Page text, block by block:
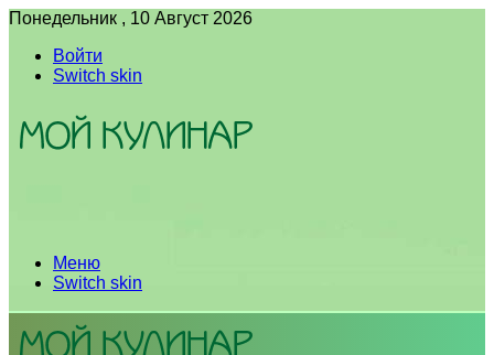
Понедельник , 10 Август 2026
Войти
Switch skin
Меню
Switch skin